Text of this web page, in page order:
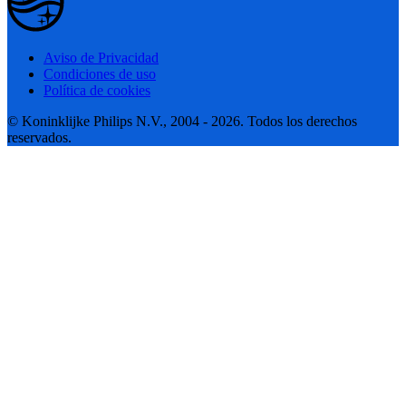
Aviso de Privacidad
Condiciones de uso
Política de cookies
© Koninklijke Philips N.V., 2004 - 2026. Todos los derechos
reservados.